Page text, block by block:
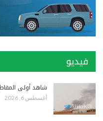
فيديو
شاهد أولى
أغسطس 6, 2026